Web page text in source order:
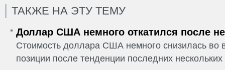
ТАКЖЕ НА ЭТУ ТЕМУ
Доллар США немного откатился после
Стоимость доллара США немного снизилась во
позиции после тенденции последних